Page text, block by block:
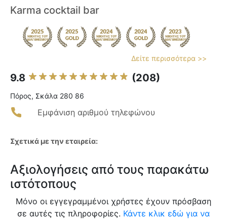
Karma cocktail bar
Δείτε περισσότερα >>
9.8 (208)
Πόρος, Σκάλα 280 86
Εμφάνιση αριθμού τηλεφώνου
Σχετικά με την εταιρεία:
Αξιολογήσεις από τους παρακάτω
ιστότοπους
Μόνο οι εγγεγραμμένοι χρήστες έχουν πρόσβαση
σε αυτές τις πληροφορίες. Κάντε κλικ εδώ για να